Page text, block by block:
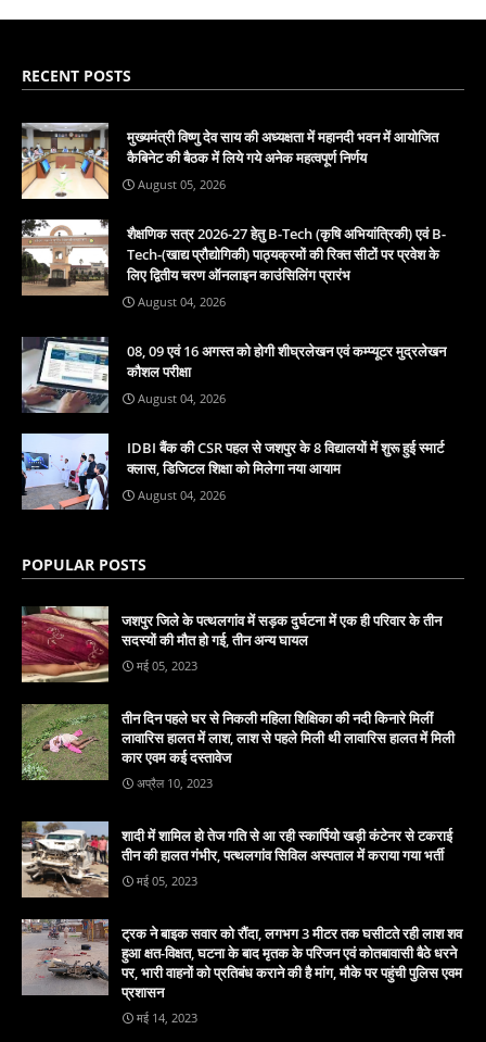
RECENT POSTS
मुख्यमंत्री विष्णु देव साय की अध्यक्षता में महानदी भवन में आयोजित
कैबिनेट की बैठक में लिये गये अनेक महत्वपूर्ण निर्णय
August 05, 2026
शैक्षणिक सत्र 2026-27 हेतु B-Tech (कृषि अभियांत्रिकी) एवं B-
Tech-(खाद्य प्रौद्योगिकी) पाठ्यक्रमों की रिक्त सीटों पर प्रवेश के
लिए द्वितीय चरण ऑनलाइन काउंसिलिंग प्रारंभ
August 04, 2026
08, 09 एवं 16 अगस्त को होगी शीघ्रलेखन एवं कम्प्यूटर मुद्रलेखन
कौशल परीक्षा
August 04, 2026
IDBI बैंक की CSR पहल से जशपुर के 8 विद्यालयों में शुरू हुई स्मार्ट
क्लास, डिजिटल शिक्षा को मिलेगा नया आयाम
August 04, 2026
POPULAR POSTS
जशपुर जिले के पत्थलगांव में सड़क दुर्घटना में एक ही परिवार के तीन
सदस्यों की मौत हो गई, तीन अन्य घायल
मई 05, 2023
तीन दिन पहले घर से निकली महिला शिक्षिका की नदी किनारे मिलीं
लावारिस हालत में लाश, लाश से पहले मिली थी लावारिस हालत में मिली
कार एवम कई दस्तावेज
अप्रैल 10, 2023
शादी में शामिल हो तेज गति से आ रही स्कार्पियो खड़ी कंटेनर से टकराई
तीन की हालत गंभीर, पत्थलगांव सिविल अस्पताल में कराया गया भर्ती
मई 05, 2023
ट्रक ने बाइक सवार को रौंदा, लगभग 3 मीटर तक घसीटते रही लाश शव
हुआ क्षत-विक्षत, घटना के बाद मृतक के परिजन एवं कोतबावासी बैठे धरने
पर, भारी वाहनों को प्रतिबंध कराने की है मांग, मौके पर पहुंची पुलिस एवम
प्रशासन
मई 14, 2023